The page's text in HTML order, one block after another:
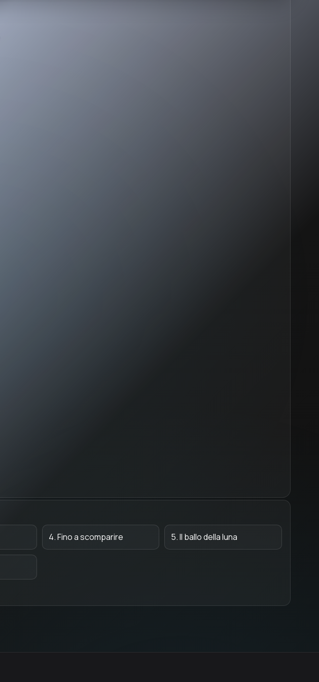
4. Fino a scomparire 5. Il ballo della luna